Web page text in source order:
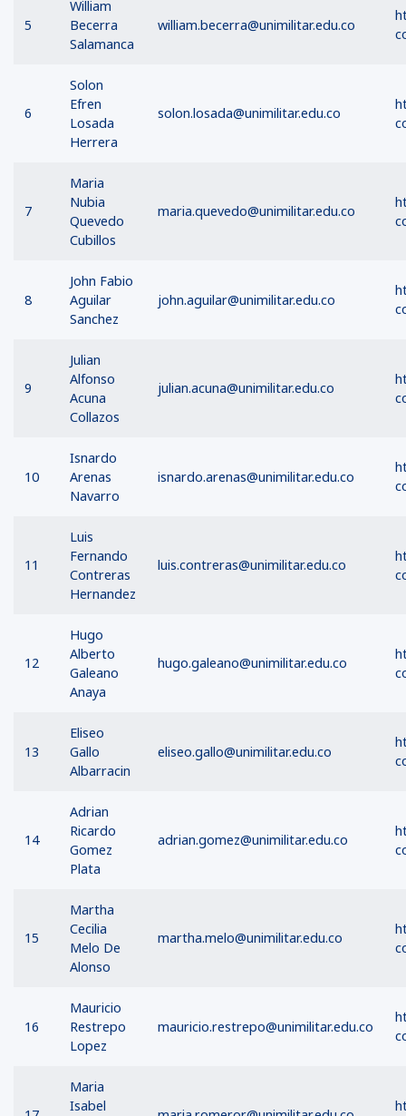
5
William
Becerra
Salamanca
william.becerra@unimilitar.edu.co
6
Solon
Efren
Losada
Herrera
solon.losada@unimilitar.edu.co
7
Maria
Nubia
Quevedo
Cubillos
maria.quevedo@unimilitar.edu.co
8
John Fabio
Aguilar
Sanchez
john.aguilar@unimilitar.edu.co
9
Julian
Alfonso
Acuna
Collazos
julian.acuna@unimilitar.edu.co
10
Isnardo
Arenas
Navarro
isnardo.arenas@unimilitar.edu.co
11
Luis
Fernando
Contreras
Hernandez
luis.contreras@unimilitar.edu.co
12
Hugo
Alberto
Galeano
Anaya
hugo.galeano@unimilitar.edu.co
13
Eliseo
Gallo
Albarracin
eliseo.gallo@unimilitar.edu.co
14
Adrian
Ricardo
Gomez
Plata
adrian.gomez@unimilitar.edu.co
15
Martha
Cecilia
Melo De
Alonso
martha.melo@unimilitar.edu.co
16
Mauricio
Restrepo
Lopez
mauricio.restrepo@unimilitar.edu.co
Maria
Isabel